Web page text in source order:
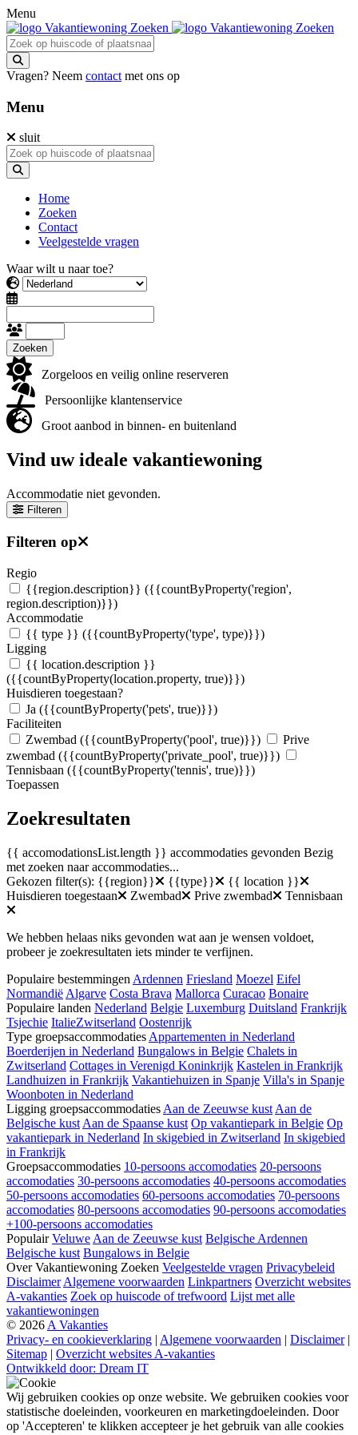
Menu
Vragen? Neem contact met ons op
Menu
sluit
Home
Zoeken
Contact
Veelgestelde vragen
Waar wilt u naar toe?
Zoeken
Zorgeloos en veilig online reserveren
Persoonlijke klantenservice
Groot aanbod in binnen- en buitenland
Vind uw ideale vakantiewoning
Accommodatie niet gevonden.
Filteren
Filteren op
Regio
{{region.description}} ({{countByProperty('region',
region.description)}})
Accommodatie
{{ type }} ({{countByProperty('type', type)}})
Ligging
{{ location.description }}
({{countByProperty(location.property, true)}})
Huisdieren toegestaan?
Ja ({{countByProperty('pets', true)}})
Faciliteiten
Zwembad ({{countByProperty('pool', true)}})
Prive
zwembad ({{countByProperty('private_pool', true)}})
Tennisbaan ({{countByProperty('tennis', true)}})
Toepassen
Zoekresultaten
{{ accomodationsList.length }} accommodaties gevonden Bezig
met zoeken naar accommodaties...
Gekozen filter(s): {{region}} {{type}}
{{ location }}
Huisdieren toegestaan
Zwembad Prive zwembad Tennisbaan
We hebben helaas niks gevonden wat aan je wensen voldoet,
probeer je zoekresultaten iets minder te verfijnen.
Populaire bestemmingen Ardennen Friesland Moezel Eifel
Normandië Algarve Costa Brava Mallorca Curacao Bonaire
Populaire landen Nederland Belgie Luxemburg Duitsland Frankrijk
Tsjechie ItalieZwitserland Oostenrijk
Type groepsaccommodaties Appartementen in Nederland
Boerderijen in Nederland Bungalows in Belgie Chalets in
Zwitserland Cottages in Verenigd Koninkrijk Kastelen in Frankrijk
Landhuizen in Frankrijk Vakantiehuizen in Spanje Villa's in Spanje
Woonboten in Nederland
Ligging groepsaccommodaties Aan de Zeeuwse kust Aan de
Belgische kust Aan de Spaanse kust Op vakantiepark in Belgie Op
vakantiepark in Nederland In skigebied in Zwitserland In skigebied
in Frankrijk
Groepsaccommodaties 10-persoons accomodaties 20-persoons
accomodaties 30-persoons accomodaties 40-persoons accomodaties
50-persoons accomodaties 60-persoons accomodaties 70-persoons
accomodaties 80-persoons accomodaties 90-persoons accomodaties
+100-persoons accomodaties
Populair Veluwe Aan de Zeeuwse kust Belgische Ardennen
Belgische kust Bungalows in Belgie
Over Vakantiewoning Zoeken Veelgestelde vragen Privacybeleid
Disclaimer Algemene voorwaarden Linkpartners Overzicht websites
A-vakanties Zoek op huiscode of trefwoord Lijst met alle
vakantiewoningen
© 2026 A Vakanties
Privacy- en cookieverklaring | Algemene voorwaarden | Disclaimer |
Sitemap | Overzicht websites A-vakanties
Ontwikkeld door: Dream IT
Wij gebruiken cookies op onze website. We gebruiken cookies voor
statistische doeleinden, voorkeuren en marketingdoeleinden. Door
op 'Accepteren' te klikken accepteer je het gebruik van alle cookies